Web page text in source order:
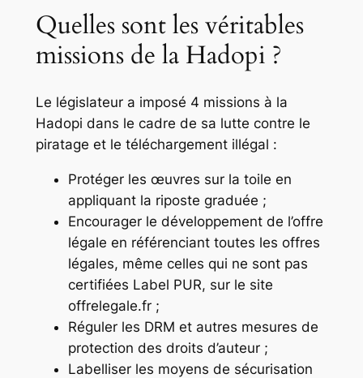
Quelles sont les véritables
missions de la Hadopi ?
Le législateur a imposé 4 missions à la
Hadopi dans le cadre de sa lutte contre le
piratage et le téléchargement illégal :
Protéger les œuvres sur la toile en
appliquant la riposte graduée ;
Encourager le développement de l’offre
légale en référenciant toutes les offres
légales, même celles qui ne sont pas
certifiées Label PUR, sur le site
offrelegale.fr ;
Réguler les DRM et autres mesures de
protection des droits d’auteur ;
Labelliser les moyens de sécurisation